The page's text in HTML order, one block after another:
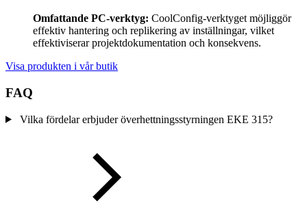
Omfattande PC-verktyg: CoolConfig-verktyget möjliggör
effektiv hantering och replikering av inställningar, vilket
effektiviserar projektdokumentation och konsekvens.
Visa produkten i vår butik
FAQ
Vilka fördelar erbjuder överhettningsstyrningen EKE 315?